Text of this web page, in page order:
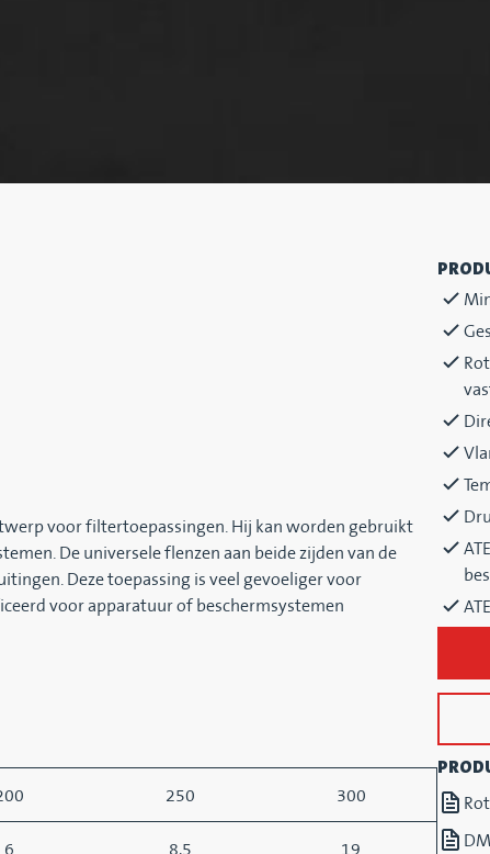
voor filtertoepassingen. Hij kan worden gebruikt
De universele flenzen aan beide zijden van de
Deze toepassing is veel gevoeliger voor
voor apparatuur of beschermsystemen
250 300
6 8,5 19